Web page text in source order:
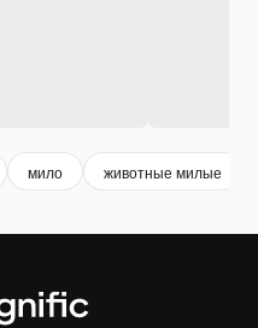
мило животные милые